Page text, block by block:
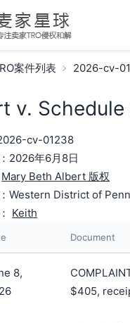
案件列表 2026-cv-
v.
cv-01238
：2026年6月8日
Mary Beth Albert 版权
：Western District of
： Keith
Document
8,
$405,